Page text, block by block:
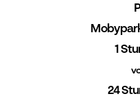
1
24